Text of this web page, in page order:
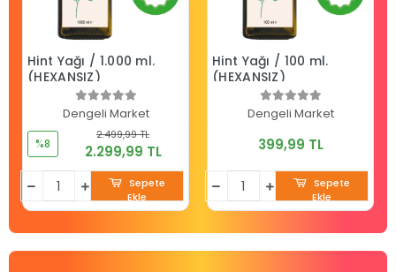
Hint Yağı / 1.000 ml.
(HEXANSIZ)
Dengeli Market
%8
2.499,99 TL
2.299,99 TL
Sepete
Ekle
Hint Yağı / 100 ml.
(HEXANSIZ)
Dengeli Market
399,99 TL
Sepete
Ekle